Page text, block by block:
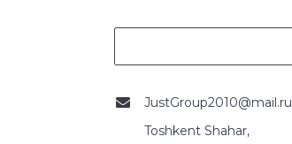
JustGroup2010@mail.ru
Toshkent Shahar,